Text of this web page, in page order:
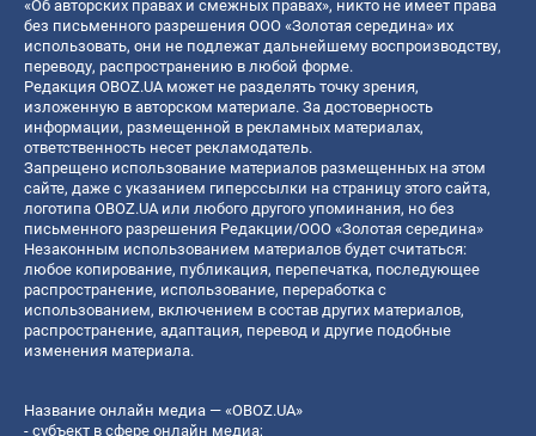
«Об авторских правах и смежных правах», никто не имеет права
без письменного разрешения ООО «Золотая середина» их
использовать, они не подлежат дальнейшему воспроизводству,
переводу, распространению в любой форме.
Редакция OBOZ.UA может не разделять точку зрения,
изложенную в авторском материале. За достоверность
информации, размещенной в рекламных материалах,
ответственность несет рекламодатель.
Запрещено использование материалов размещенных на этом
сайте, даже с указанием гиперссылки на страницу этого сайта,
логотипа OBOZ.UA или любого другого упоминания, но без
письменного разрешения Редакции/ООО «Золотая середина»
Незаконным использованием материалов будет считаться:
любое копирование, публикация, перепечатка, последующее
распространение, использование, переработка с
использованием, включением в состав других материалов,
распространение, адаптация, перевод и другие подобные
изменения материала.
Название онлайн медиа — «OBOZ.UA»
- субъект в сфере онлайн медиа;